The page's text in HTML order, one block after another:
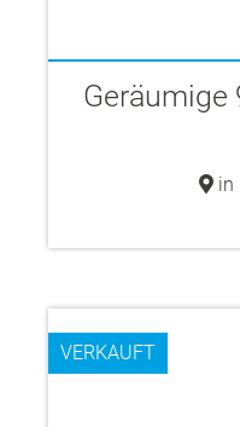
Geräumige
in
VERKAUFT